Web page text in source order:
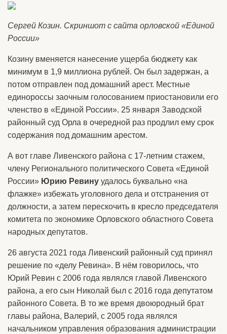
Сергей Козин. Скриншот с сайта орловской «Единой
России»
Козину вменяется нанесение ущерба бюджету как
минимум в 1,9 миллиона рублей. Он был задержан, а
потом отправлен под домашний арест. Местные
единороссы заочным голосованием приостановили его
членство в «Единой России». 25 января Заводской
районный суд Орла в очередной раз продлил ему срок
содержания под домашним арестом.
А вот главе Ливенского района с 17-летним стажем,
члену Регионального политического Совета «Единой
России» Юрию Ревину удалось буквально «на
флажке» избежать уголовного дела и отстранения от
должности, а затем перескочить в кресло председателя
комитета по экономике Орловского областного Совета
народных депутатов.
26 августа 2021 года Ливенский районный суд принял
решение по «делу Ревина». В нём говорилось, что
Юрий Ревин с 2006 года являлся главой Ливенского
района, а его сын Николай был с 2016 года депутатом
районного Совета. В то же время двоюродный брат
главы района, Валерий, с 2005 года являлся
начальником управления образования администрации